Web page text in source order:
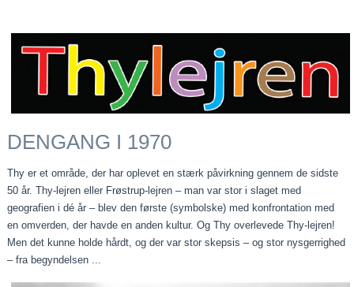
DENGANG I 1970
Thy er et område, der har oplevet en stærk påvirkning gennem de sidste
50 år. Thy-lejren eller Frøstrup-lejren – man var stor i slaget med
geografien i dé år – blev den første (symbolske) med konfrontation med
en omverden, der havde en anden kultur. Og Thy overlevede Thy-lejren!
Men det kunne holde hårdt, og der var stor skepsis – og stor nysgerrighed
– fra begyndelsen ...